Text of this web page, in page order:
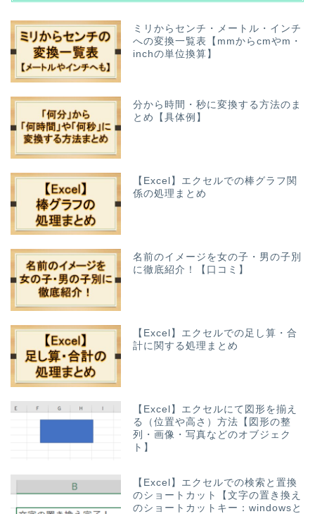
ミリからセンチ・メートル・インチ
への変換一覧表【mmからcmやm・
inchの単位換算】
分から時間・秒に変換する方法のま
とめ【具体例】
【Excel】エクセルでの棒グラフ関
係の処理まとめ
名前のイメージを女の子・男の子別
に徹底紹介！【口コミ】
【Excel】エクセルでの足し算・合
計に関する処理まとめ
【Excel】エクセルにて図形を揃え
る（位置や高さ）方法【図形の整
列・画像・写真などのオブジェク
ト】
【Excel】エクセルでの検索と置換
のショートカット【文字の置き換え
のショートカットキー：windowsと